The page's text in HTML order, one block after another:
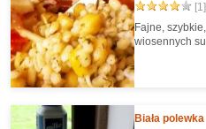
[1]
Fajne,
wiosennych
Biała polewka